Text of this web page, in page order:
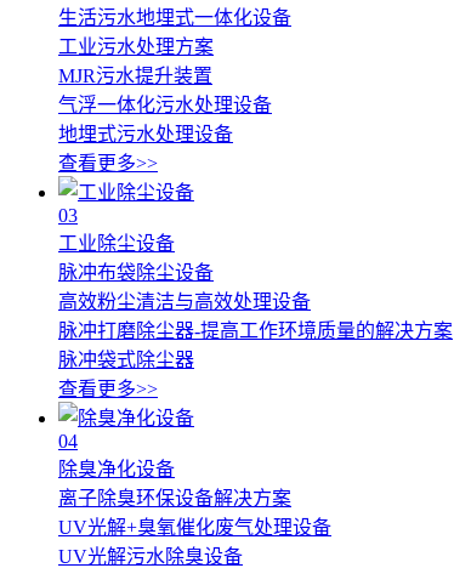
生活污水地埋式一体化设备
工业污水处理方案
MJR污水提升装置
气浮一体化污水处理设备
地埋式污水处理设备
查看更多>>
03
工业除尘设备
脉冲布袋除尘设备
高效粉尘清洁与高效处理设备
脉冲打磨除尘器-提高工作环境质量的解决方案
脉冲袋式除尘器
查看更多>>
04
除臭净化设备
离子除臭环保设备解决方案
UV光解+臭氧催化废气处理设备
UV光解污水除臭设备